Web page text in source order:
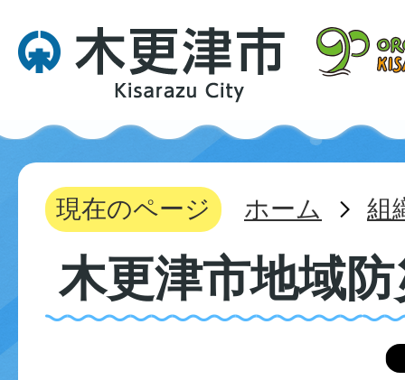
現在のページ ホーム 組
木更津市地域